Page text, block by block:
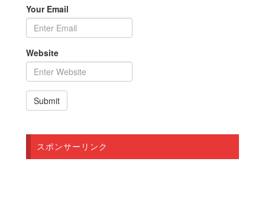
Your Email
Website
スポンサーリンク